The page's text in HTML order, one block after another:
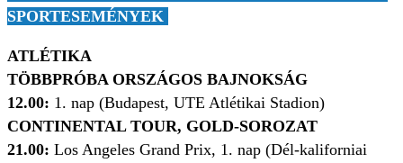
SPORTESEMÉNYEK
ATLÉTIKA
TÖBBPRÓBA ORSZÁGOS BAJNOKSÁG
12.00: 1. nap (Budapest, UTE Atlétikai Stadion)
CONTINENTAL TOUR, GOLD-SOROZAT
21.00: Los Angeles Grand Prix, 1. nap (Dél-kaliforniai